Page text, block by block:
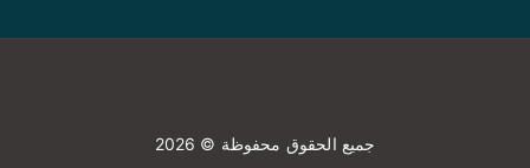
جميع الحقوق محفوظة © 2026